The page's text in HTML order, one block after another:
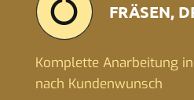
FRÄSEN,
Komplette Anarbeitung
nach Kundenwunsch